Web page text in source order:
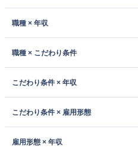
職種 × 年収
職種 × こだわり条件
こだわり条件 × 年収
こだわり条件 × 雇用形態
雇用形態 × 年収